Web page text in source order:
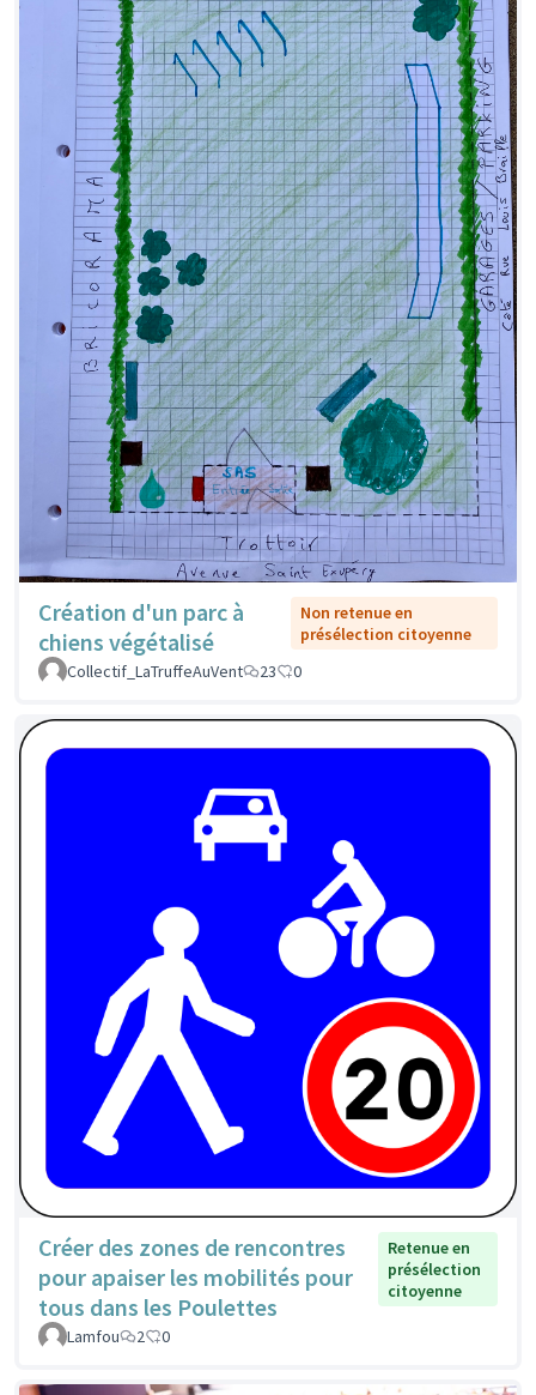
Création d'un parc à
chiens végétalisé
Non retenue en
présélection citoyenne
Collectif_LaTruffeAuVent
23 0
Créer des zones de rencontres
pour apaiser les mobilités pour
tous dans les Poulettes
Retenue en
présélection
citoyenne
Lamfou 2 0